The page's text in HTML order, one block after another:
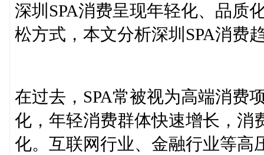
深圳SPA消费呈现年轻化、品质
松方式，本文分析深圳SPA消费
在过去，SPA常被视为高端消费
化，年轻消费群体快速增长，消
化。互联网行业、金融行业等高